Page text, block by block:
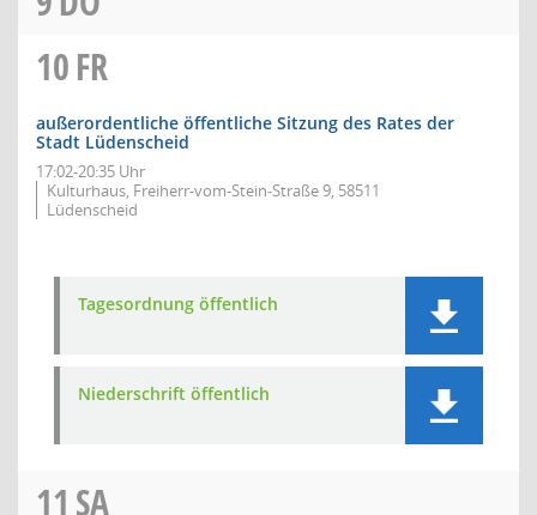
10FR
außerordentliche öffentliche Sitzung des Rates der
Stadt Lüdenscheid
17:02-20:35 Uhr
Kulturhaus, Freiherr-vom-Stein-Straße 9, 58511
Lüdenscheid
Tagesordnung öffentlich
Niederschrift öffentlich
11 SA